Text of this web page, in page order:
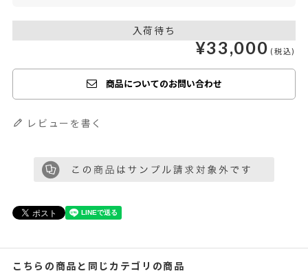
入荷待ち
¥33,000
商品についてのお問い合わせ
レビューを書く
こちらの商品と同じカテゴリの商品